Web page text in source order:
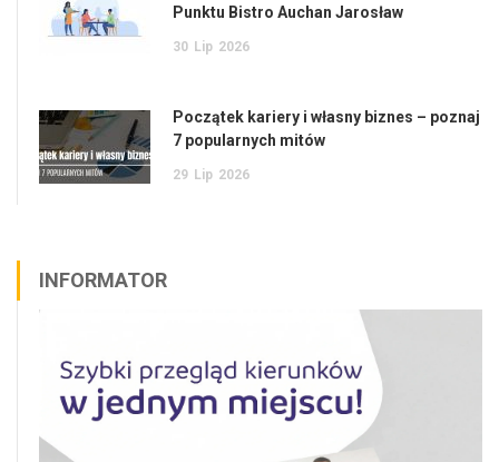
Punktu Bistro Auchan Jarosław
30 Lip 2026
Początek kariery i własny biznes – poznaj
7 popularnych mitów
29 Lip 2026
INFORMATOR